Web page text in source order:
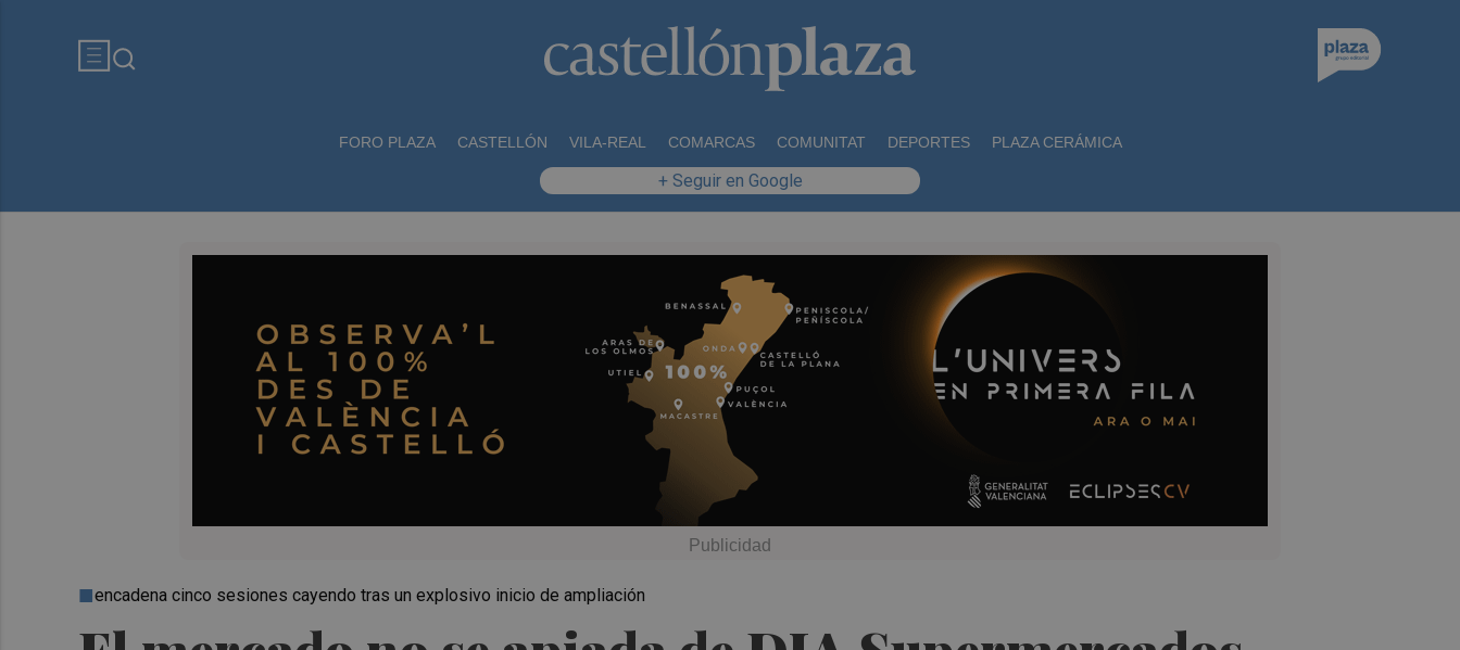
FORO PLAZA CASTELLÓN VILA-REAL COMARCAS COMUNITAT DEPORTES PLAZA CERÁMICA
+ Seguir en Google
encadena cinco sesiones cayendo tras un explosivo inicio de ampliación